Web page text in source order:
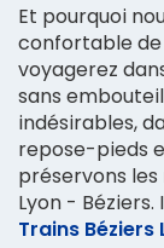
Et pourquoi
confortable de
voyagerez
sans
indésirables,
repose-pieds
préservons
Lyon -
Trains Béziers